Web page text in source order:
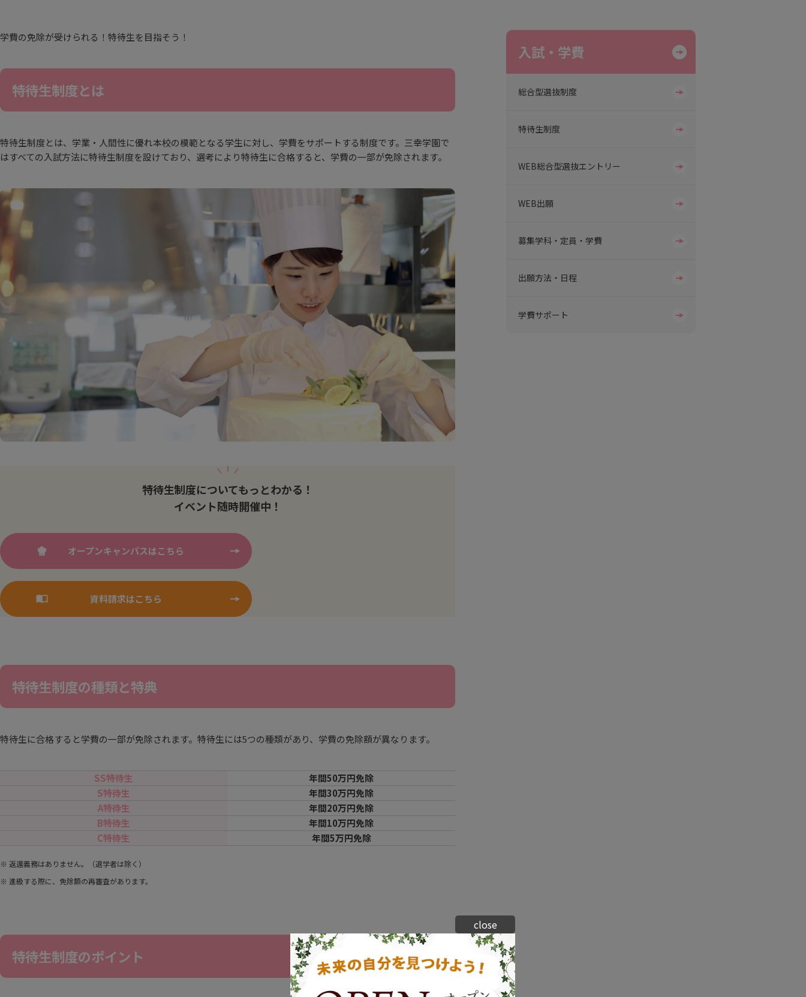
学費の免除が受けられる！特待生を目指そう！
特待生制度とは
特待生制度とは、学業・人間性に優れ本校の模範となる学生に対し、学費をサポートする制度です。三幸学園で
はすべての入試方法に特待生制度を設けており、選考により特待生に合格すると、学費の一部が免除されます。
特待生制度についてもっとわかる！
イベント随時開催中！
オープンキャンパスはこちら
資料請求はこちら
特待生制度の種類と特典
特待生に合格すると学費の一部が免除されます。特待生には5つの種類があり、学費の免除額が異なります。
SS特待生
年間50万円免除
S特待生
年間30万円免除
A特待生
年間20万円免除
B特待生
年間10万円免除
C特待生
年間5万円免除
返還義務はありません。（退学者は除く）
進級する際に、免除額の再審査があります。
特待生制度のポイント
入試・学費
総合型選抜制度
特待生制度
WEB総合型選抜エントリー
WEB出願
募集学科・定員・学費
出願方法・日程
学費サポート
close